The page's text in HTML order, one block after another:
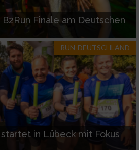
Finale am Deutschen
RUN-DEUTSCHLAND
in Lübeck mit Fokus